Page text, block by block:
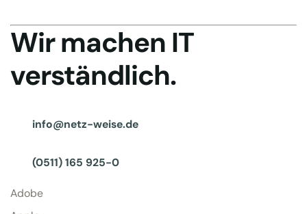
Wir machen IT
verständlich.
info@netz-weise.de
(0511) 165 925-0
Adobe